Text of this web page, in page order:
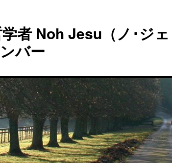
者 Noh Jesu（ノ･ジェ
バー